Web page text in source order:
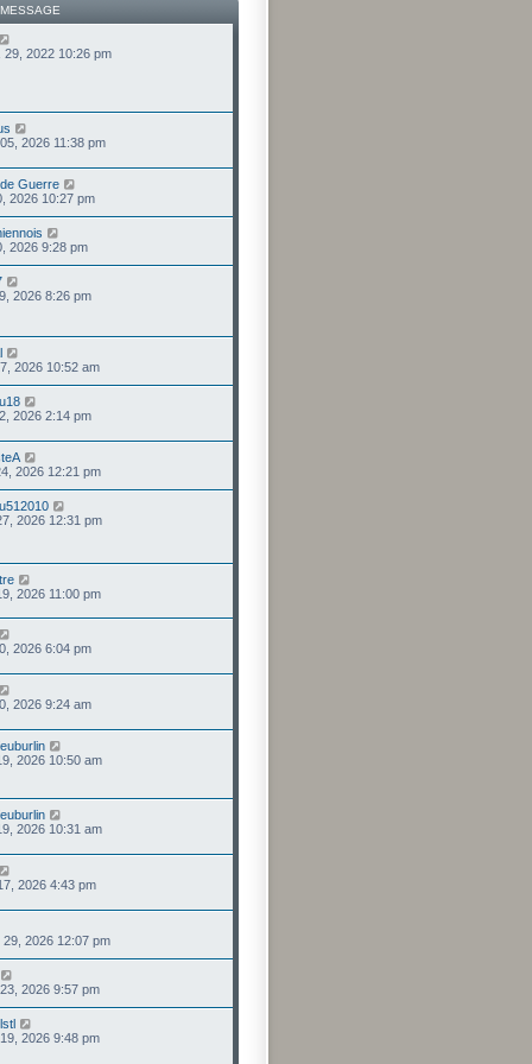
29, 2022 10:26 pm
2026 11:38 pm
Guerre
2026 10:27 pm
2026 9:28 pm
2026 8:26 pm
2026 10:52 am
2026 2:14 pm
2026 12:21 pm
2026 12:31 pm
2026 11:00 pm
2026 6:04 pm
2026 9:24 am
2026 10:50 am
2026 10:31 am
2026 4:43 pm
2026 12:07 pm
2026 9:57 pm
2026 9:48 pm